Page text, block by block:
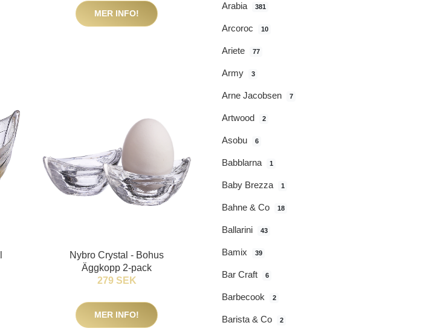
Arabia 381
Arcoroc 10
Ariete 77
Army 3
Arne Jacobsen 7
Artwood 2
Asobu 6
Babblarna 1
Baby Brezza 1
Bahne & Co 18
Ballarini 43
Bamix 39
Bar Craft 6
Barbecook 2
Barista & Co 2
MER INFO!
Nybro Crystal - Bohus
Äggkopp 2-pack
279 SEK
MER INFO!